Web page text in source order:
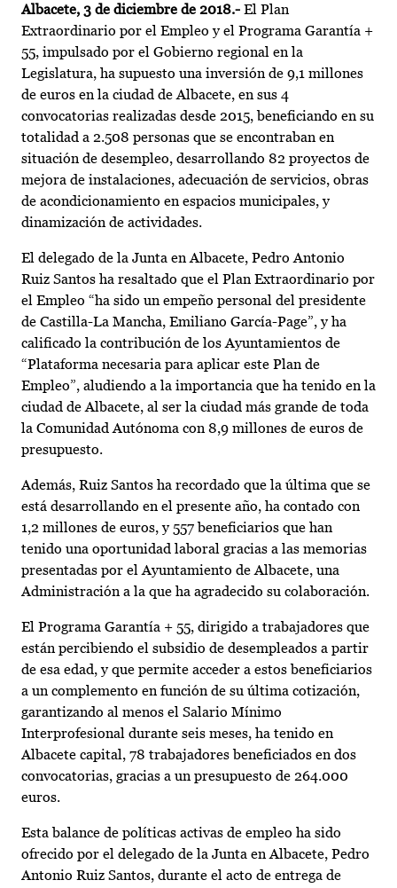
Albacete, 3 de diciembre de 2018.- El Plan
Extraordinario por el Empleo y el Programa Garantía +
55, impulsado por el Gobierno regional en la
Legislatura, ha supuesto una inversión de 9,1 millones
de euros en la ciudad de Albacete, en sus 4
convocatorias realizadas desde 2015, beneficiando en su
totalidad a 2.508 personas que se encontraban en
situación de desempleo, desarrollando 82 proyectos de
mejora de instalaciones, adecuación de servicios, obras
de acondicionamiento en espacios municipales, y
dinamización de actividades.
El delegado de la Junta en Albacete, Pedro Antonio
Ruiz Santos ha resaltado que el Plan Extraordinario por
el Empleo “ha sido un empeño personal del presidente
de Castilla-La Mancha, Emiliano García-Page”, y ha
calificado la contribución de los Ayuntamientos de
“Plataforma necesaria para aplicar este Plan de
Empleo”, aludiendo a la importancia que ha tenido en la
ciudad de Albacete, al ser la ciudad más grande de toda
la Comunidad Autónoma con 8,9 millones de euros de
presupuesto.
Además, Ruiz Santos ha recordado que la última que se
está desarrollando en el presente año, ha contado con
1,2 millones de euros, y 557 beneficiarios que han
tenido una oportunidad laboral gracias a las memorias
presentadas por el Ayuntamiento de Albacete, una
Administración a la que ha agradecido su colaboración.
El Programa Garantía + 55, dirigido a trabajadores que
están percibiendo el subsidio de desempleados a partir
de esa edad, y que permite acceder a estos beneficiarios
a un complemento en función de su última cotización,
garantizando al menos el Salario Mínimo
Interprofesional durante seis meses, ha tenido en
Albacete capital, 78 trabajadores beneficiados en dos
convocatorias, gracias a un presupuesto de 264.000
euros.
Esta balance de políticas activas de empleo ha sido
ofrecido por el delegado de la Junta en Albacete, Pedro
Antonio Ruiz Santos, durante el acto de entrega de